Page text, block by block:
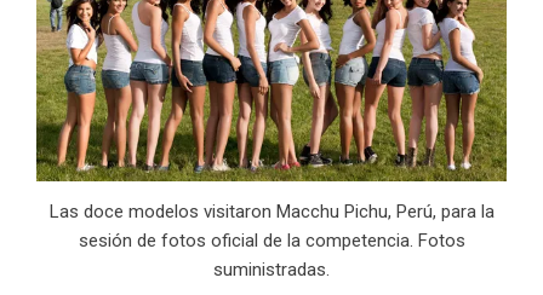
Las doce modelos visitaron Macchu Pichu, Perú, para la
sesión de fotos oficial de la competencia. Fotos
suministradas.